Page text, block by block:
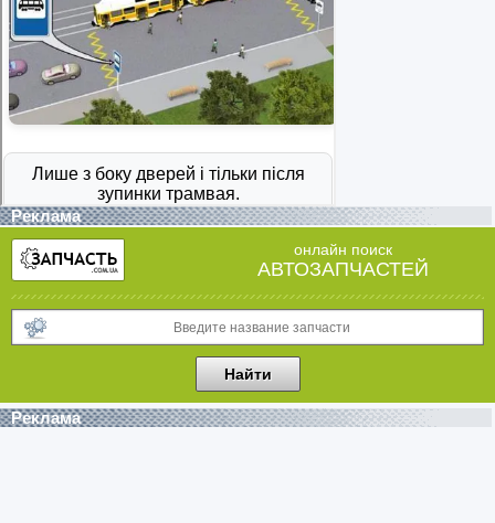
Реклама
онлайн поиск
АВТОЗАПЧАСТЕЙ
Реклама